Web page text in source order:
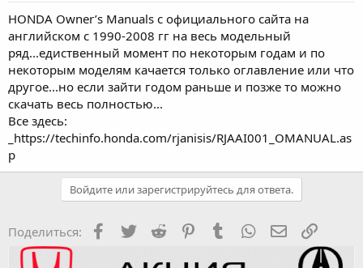
ы
л
HONDA Owner’s Manuals c официального сайта на
английском с 1990-2008 гг на весь модельный
ряд...едиственный момент по некоторым годам и по
некоторым моделям качается только оглавление или что
другое...но если зайти годом раньше и позже то можно
скачать весь полностью...
Все здесь:
_https://techinfo.honda.com/rjanisis/RJAAI001_OMANUAL.as
p
Войдите или зарегистрируйтесь для ответа.
Поделиться: Facebook
TwitterReddit PinterestTumblr WhatsApp Ссылка